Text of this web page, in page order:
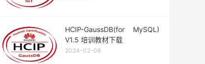
HCIP-GaussDB(for MySQL)
V1.5 培训教材下载
2024-02-08